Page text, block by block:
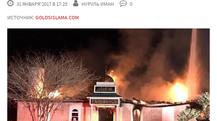
31 ЯНВАРЯ'2017 В 17:25 НУРУЛЬ ИМАН
0
ИСТОЧНИК: GOLOSISLAMA.COM